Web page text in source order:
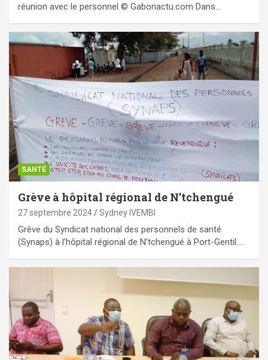
réunion avec le personnel © Gabonactu.com Dans…
SANTÉ
Grève à hôpital régional de N’tchengué
27 septembre 2024 Sydney IVEMBI
Grève du Syndicat national des personnels de santé
(Synaps) à l’hôpital régional de N’tchengué à Port-Gentil.…